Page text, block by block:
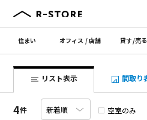
住まい オフィス /店舗 貸す/売る
リスト表示 間取り
4件 空室のみ